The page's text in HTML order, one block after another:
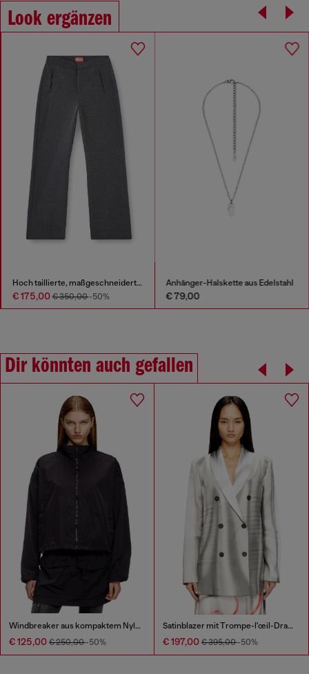
Look ergänzen
Hoch taillierte, maßgeschneiderte Hose
€ 175,00€ 350,00-50%
Anhänger-Halskette aus Edelstahl
€ 79,00
Dir könnten auch gefallen
Windbreaker aus kompaktem Nylon
€ 125,00 € 250,00-50%
Satinblazer mit Trompe-l'œil-Drapierung
€ 197,00 € 395,00-50%